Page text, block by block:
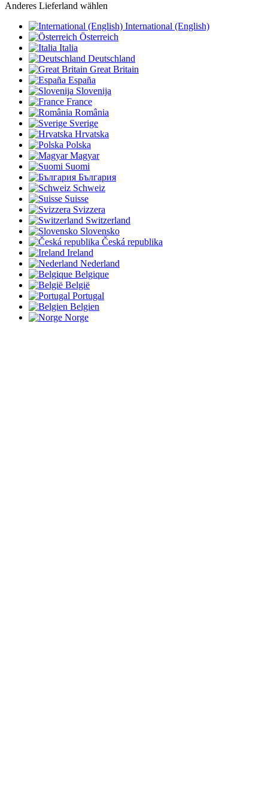
Anderes Lieferland wählen
International (English)
Österreich
Italia
Deutschland
Great Britain
España
Slovenija
France
România
Sverige
Hrvatska
Polska
Magyar
Suomi
България
Schweiz
Suisse
Svizzera
Switzerland
Slovensko
Česká republika
Ireland
Nederland
Belgique
België
Portugal
Belgien
Norge